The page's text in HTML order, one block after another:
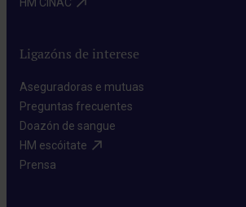
Ligazóns de interese
Aseguradoras e mutuas​
Preguntas frecuentes​
Doazón de sangue​
HM escóitate​
Prensa​